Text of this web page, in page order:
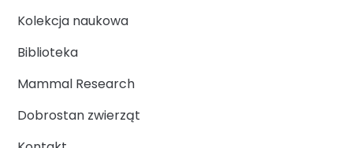
Kolekcja naukowa
Biblioteka
Mammal Research
Dobrostan zwierząt